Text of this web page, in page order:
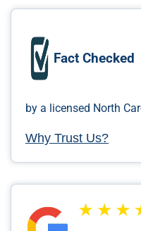
Fact Checked
by a licensed North
Why Trust Us?